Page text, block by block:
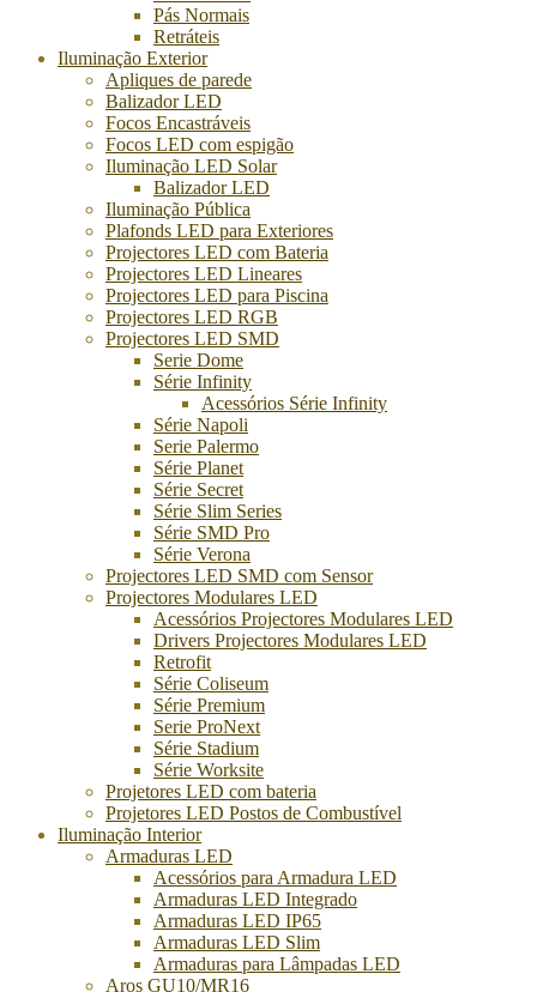
Pás Normais
Retráteis
Iluminação Exterior
Apliques de parede
Balizador LED
Focos Encastráveis
Focos LED com espigão
Iluminação LED Solar
Balizador LED
Iluminação Pública
Plafonds LED para Exteriores
Projectores LED com Bateria
Projectores LED Lineares
Projectores LED para Piscina
Projectores LED RGB
Projectores LED SMD
Serie Dome
Série Infinity
Acessórios Série Infinity
Série Napoli
Serie Palermo
Série Planet
Série Secret
Série Slim Series
Série SMD Pro
Série Verona
Projectores LED SMD com Sensor
Projectores Modulares LED
Acessórios Projectores Modulares LED
Drivers Projectores Modulares LED
Retrofit
Série Coliseum
Série Premium
Serie ProNext
Série Stadium
Série Worksite
Projetores LED com bateria
Projetores LED Postos de Combustível
Iluminação Interior
Armaduras LED
Acessórios para Armadura LED
Armaduras LED Integrado
Armaduras LED IP65
Armaduras LED Slim
Armaduras para Lâmpadas LED
Aros GU10/MR16